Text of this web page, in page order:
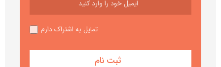
تمایل به اشتراک دارم